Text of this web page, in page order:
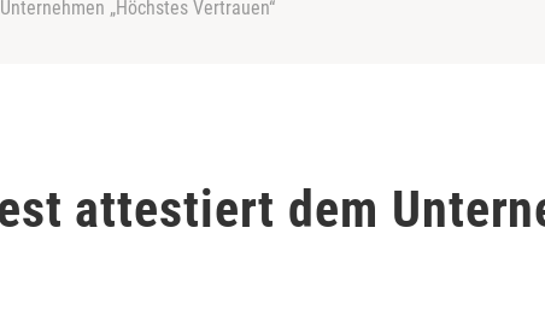
„Höchstes Vertrauen“
attestiert dem